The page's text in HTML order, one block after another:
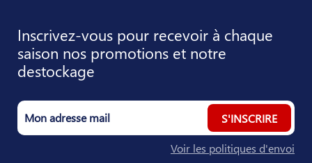
Inscrivez-vous pour recevoir à chaque
saison nos promotions et notre
destockage
S'INSCRIRE
Voir les politiques d'envoi